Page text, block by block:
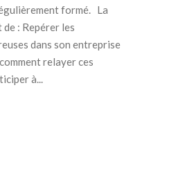
formé. La
: Repérer les
dans son entreprise
relayer ces
à...